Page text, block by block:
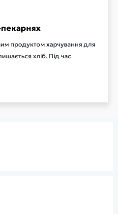
пекарнях
продуктом харчування для
хліб. Під час